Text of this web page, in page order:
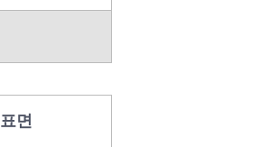
표면